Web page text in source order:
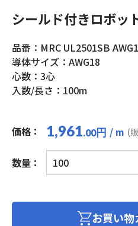
シールド付きロボッ
品番：MRC UL2501SB
導体サイズ：AWG18
心数：3心
入数/長さ：100m
価格： 1,961.00円 / m (
数量：
シ
ー
ド
お買い